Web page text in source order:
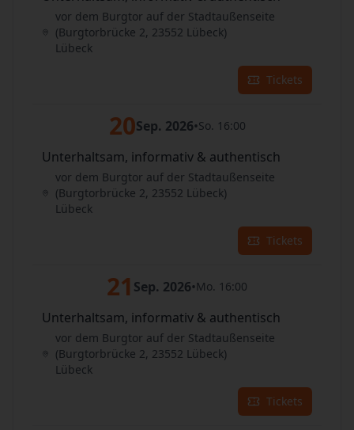
vor dem Burgtor auf der Stadtaußenseite
(Burgtorbrücke 2, 23552 Lübeck)
Lübeck
Tickets
20Sep. 2026•So. 16:00
Unterhaltsam, informativ & authentisch
vor dem Burgtor auf der Stadtaußenseite
(Burgtorbrücke 2, 23552 Lübeck)
Lübeck
Tickets
21 Sep. 2026•Mo. 16:00
Unterhaltsam, informativ & authentisch
vor dem Burgtor auf der Stadtaußenseite
(Burgtorbrücke 2, 23552 Lübeck)
Lübeck
Tickets